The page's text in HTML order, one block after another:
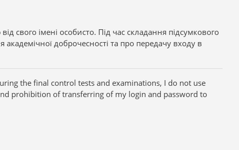
свого імені особисто. Під час складання підсумкового
академічної доброчесності та про передачу входу в
the final control tests and examinations, I do not use
prohibition of transferring of my login and password to